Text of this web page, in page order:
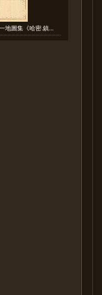
地圖集《哈密.鎮...